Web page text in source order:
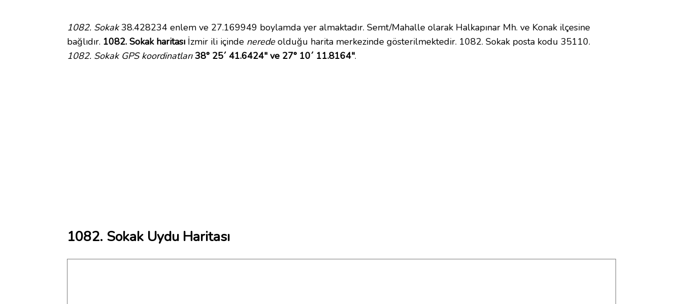
1082. Sokak38.428234 enlem ve 27.169949 boylamda yer almaktadır. Semt/Mahalle olarak Halkapınar Mh. ve Konak ilçesine
bağlıdır. 1082. Sokak haritası İzmir ili içinde neredeolduğu harita merkezinde gösterilmektedir. 1082. Sokak posta kodu 35110.
1082. Sokak GPS koordinatları 38° 25´ 41.6424" ve 27° 10´ 11.8164".
1082. Sokak Uydu Haritası